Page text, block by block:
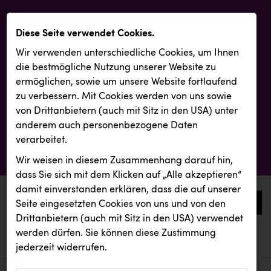
0
aktuelle aussendungen
aktuelle aussendungen
Diese Seite verwendet Cookies.
Wir verwenden unterschiedliche Cookies, um Ihnen
die best­mögliche Nutzung unserer Website zu
ermöglichen, sowie um unsere Website fortlaufend
zu verbessern. Mit Cookies werden von uns sowie
von Drittanbietern (auch mit Sitz in den USA) unter
anderem auch personenbezogene Daten
verarbeitet.
Wir weisen in diesem Zusammenhang darauf hin,
dass Sie sich mit dem Klicken auf „Alle akzeptieren“
damit ein­ver­standen erklären, dass die auf unserer
Seite eingesetzten Cookies von uns und von den
Drittanbietern (auch mit Sitz in den USA) verwendet
werden dürfen. Sie können diese Zustimmung
jederzeit widerrufen.